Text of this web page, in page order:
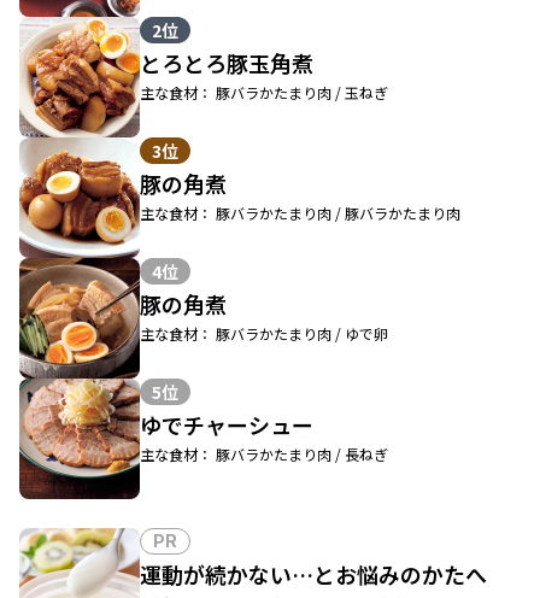
2位
とろとろ豚玉角煮
主な食材： 豚バラかたまり肉 / 玉ねぎ
3位
豚の角煮
主な食材： 豚バラかたまり肉 / 豚バラかたまり肉
4位
豚の角煮
主な食材： 豚バラかたまり肉 / ゆで卵
5位
ゆでチャーシュー
主な食材： 豚バラかたまり肉 / 長ねぎ
PR
運動が続かない…とお悩みのかたへ